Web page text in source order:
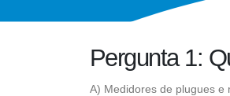
Pergunta 1:
A) Medidores de plugues e